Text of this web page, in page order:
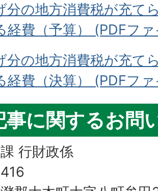
分の地方消費税が充て
経費（予算） (PDFフ
分の地方消費税が充て
経費（決算） (PDFフ
事に関するお問
行財政係